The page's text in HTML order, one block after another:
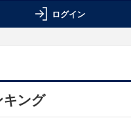
ログイン
ング